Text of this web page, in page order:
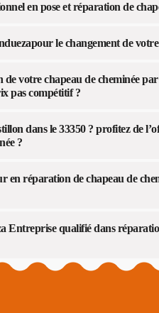
en pose et réparation de
le changement de
votre chapeau de cheminée
pas compétitif ?
dans le 33350 ? profitez de
?
en réparation de chapeau de
Entreprise qualifié dans